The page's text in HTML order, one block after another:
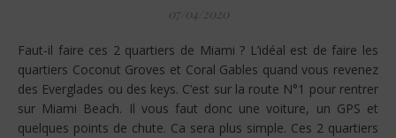
07/04/2020
Faut-il faire ces 2 quartiers de Miami ? L’idéal est de faire les
quartiers Coconut Groves et Coral Gables quand vous revenez
des Everglades ou des keys. C’est sur la route N°1 pour rentrer
sur Miami Beach. Il vous faut donc une voiture, un GPS et
quelques points de chute. Ca sera plus simple. Ces 2 quartiers